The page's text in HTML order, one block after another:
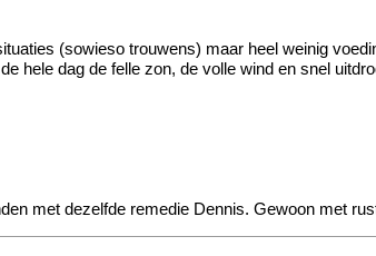
(sowieso trouwens) maar heel weinig
hele dag de felle zon, de volle wind en snel
met dezelfde remedie Dennis. Gewoon met